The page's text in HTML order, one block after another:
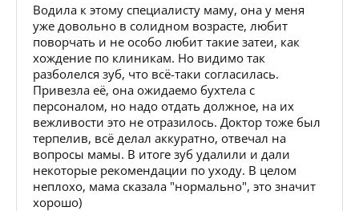
Водила к этому специалисту маму, она у меня
уже довольно в солидном возрасте, любит
поворчать и не особо любит такие затеи, как
хождение по клиникам. Но видимо так
разболелся зуб, что всё-таки согласилась.
Привезла её, она ожидаемо бухтела с
персоналом, но надо отдать должное, на их
вежливости это не отразилось. Доктор тоже был
терпелив, всё делал аккуратно, отвечал на
вопросы мамы. В итоге зуб удалили и дали
некоторые рекомендации по уходу. В целом
неплохо, мама сказала "нормально", это значит
хорошо)